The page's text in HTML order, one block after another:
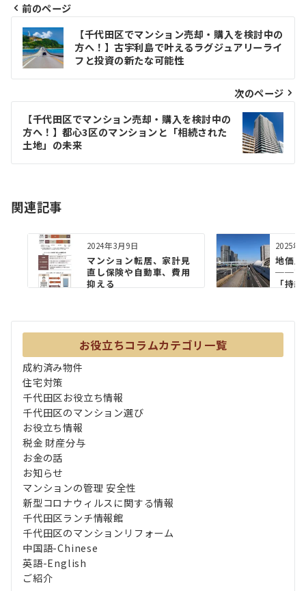
投
稿
ナ
ビ
ー
シ
ン
前のページ
【千代田区でマンション売却・購入を検討中の
方へ！】古宇利島で叶えるラグジュアリーライ
フと投資の新たな可能性
次のページ
【千代田区でマンション売却・購入を検討中の
方へ！】都心3区のマンションと「相続された
土地」の未来
関連記事
2024年3月9日
マンション転居、家計見
直し保険や自動車、費用
抑える
2025年
地価
──富
「持
お役立ちコラムカテゴリ一覧
成約済み物件
住宅対策
千代田区お役立ち情報
千代田区のマンション選び
お役立ち情報
税金 財産分与
お金の話
お知らせ
マンションの管理 安全性
新型コロナウィルスに関する情報
千代田区ランチ情報館
千代田区のマンションリフォーム
中国語-Chinese
英語-English
ご紹介